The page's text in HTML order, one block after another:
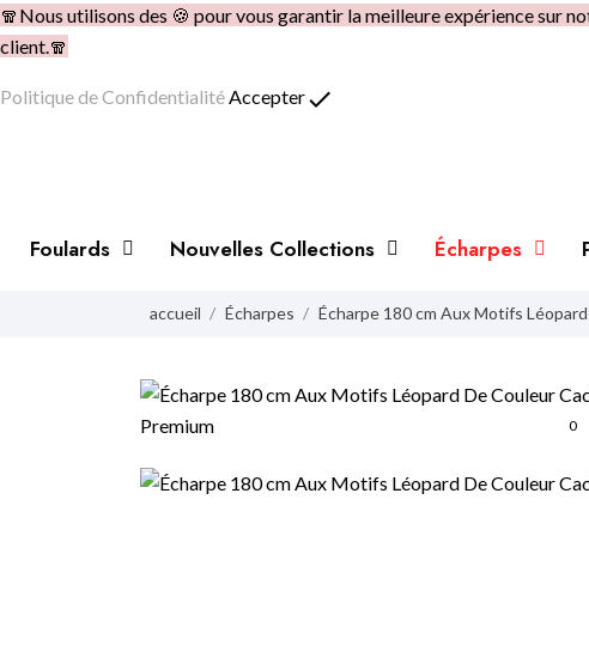
🧣Nous utilisons des 🍪 pour vous garantir la meilleure expérience sur
client.🧣
Politique de ConfidentialitéAccepterdone
Foulards Nouvelles Collections Écharpes
accueil Écharpes Écharpe 180 cm Aux Motifs
0